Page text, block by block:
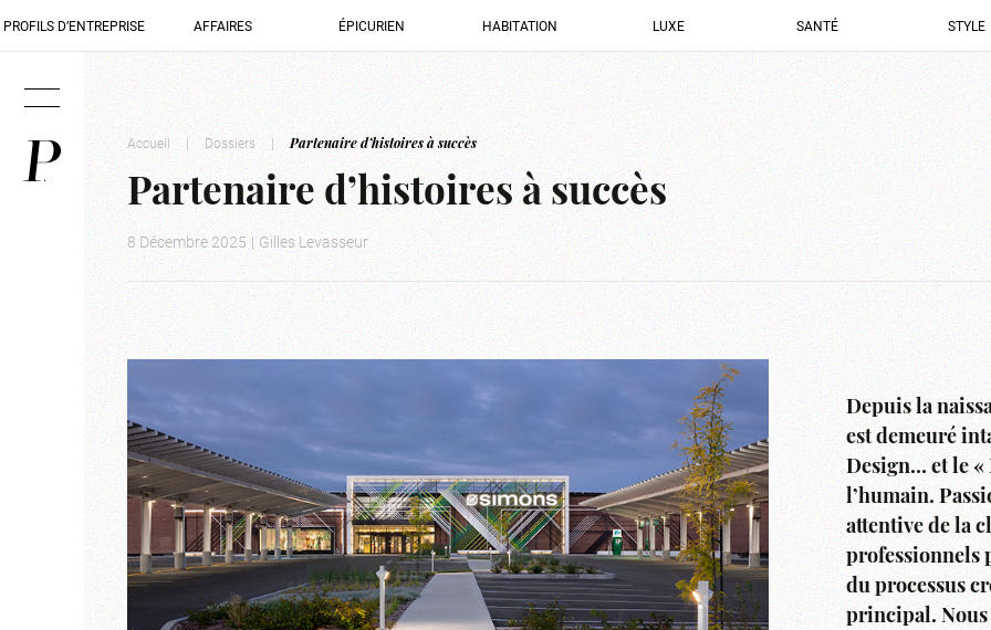
PROFILS D’ENTREPRISE AFFAIRES ÉPICURIEN HABITATION LUXE SANTÉ STYLE
Accueil | Dossiers | Partenaire d’histoires à succès
Partenaire d’histoires à succès
8 Décembre 2025 | Gilles Levasseur
Depuis la
est demeuré
Design… et le «
l’humain.
attentive de la
professionnels
du processus
principal. Nous